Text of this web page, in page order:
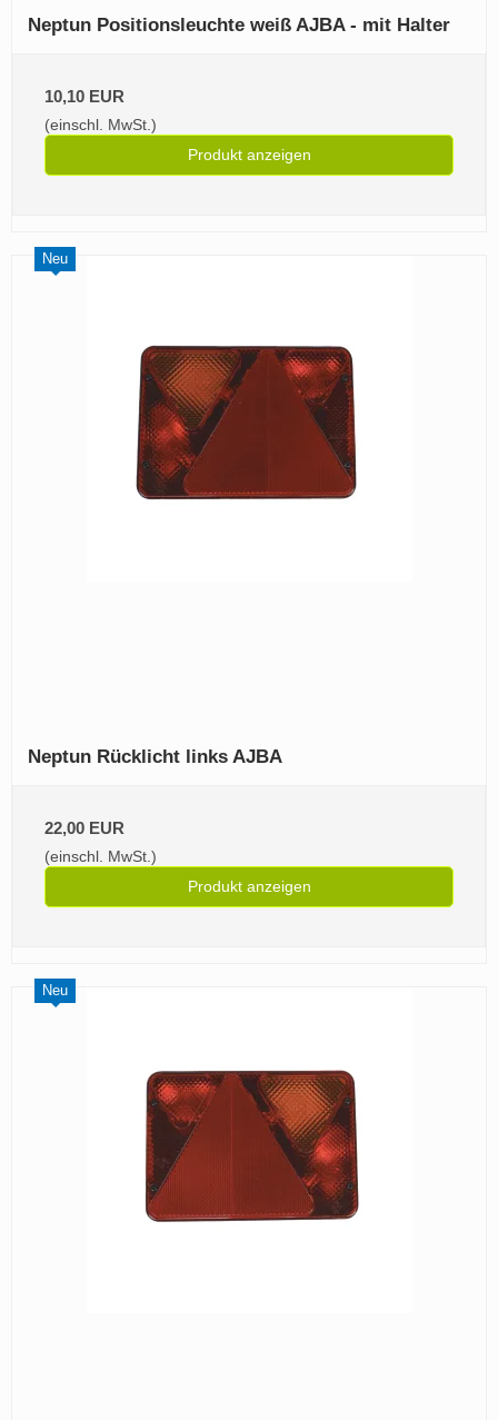
Neptun Positionsleuchte weiß AJBA - mit Halter
10,10 EUR
(einschl. MwSt.)
Produkt anzeigen
Neu
Neptun Rücklicht links AJBA
22,00 EUR
(einschl. MwSt.)
Produkt anzeigen
Neu